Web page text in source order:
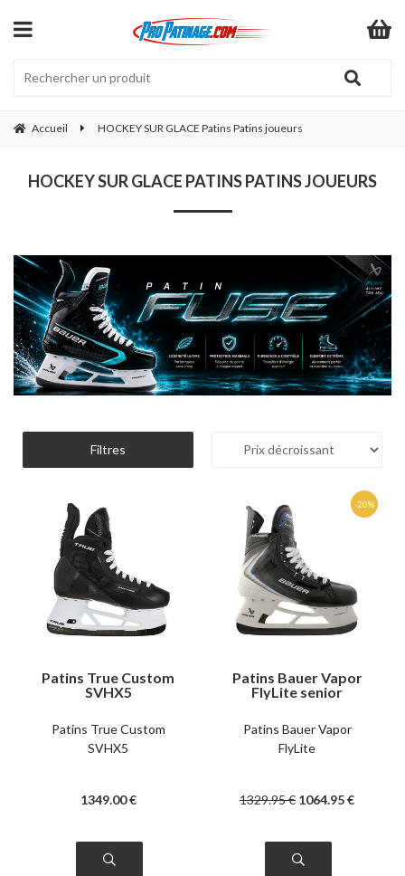
Accueil HOCKEY SUR GLACE Patins Patins joueurs
HOCKEY SUR GLACE PATINS PATINS JOUEURS
Filtres
Patins True Custom
SVHX5
Patins True Custom
SVHX5
1349.00 €
Patins Bauer Vapor
FlyLite senior
Patins Bauer Vapor
FlyLite
1329.95€ 1064.95€